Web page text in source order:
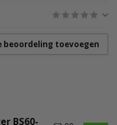
beoordeling toevoegen
BS60-